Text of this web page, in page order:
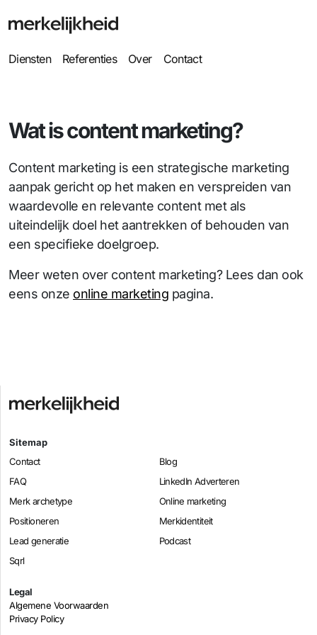
Diensten Referenties Over Contact
Wat is content marketing?
Content marketing is een strategische marketing
aanpak gericht op het maken en verspreiden van
waardevolle en relevante content met als
uiteindelijk doel het aantrekken of behouden van
een specifieke doelgroep.
Meer weten over content marketing? Lees dan ook
eens onze online marketing pagina.
Sitemap
Contact
Blog
FAQ
LinkedIn Adverteren
Merk archetype
Online marketing
Positioneren
Merkidentiteit
Lead generatie
Podcast
Sqrl
Legal
Algemene Voorwaarden
Privacy Policy